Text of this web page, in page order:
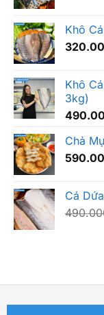
Khô
Khô
3kg)
Chả
Cá